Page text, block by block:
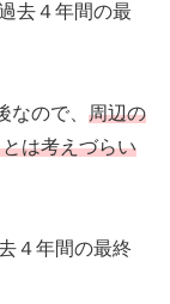
去４年間の最
ので、 周辺の
は考えづらい
４年間の最終